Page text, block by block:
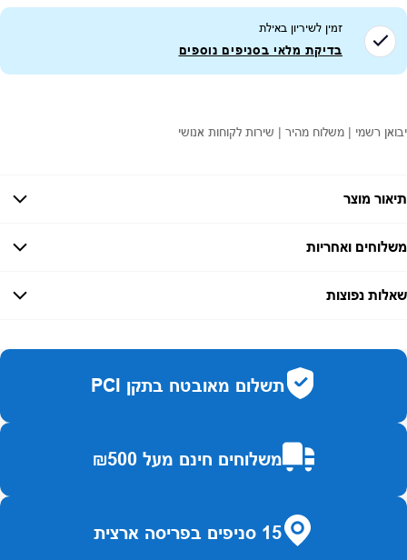
זמין לשיריון באילת
בדיקת מלאי בסניפים נוספים
יבואן רשמי | משלוח מהיר | שירות לקוחות אנושי
תיאור מוצר
משלוחים ואחריות
זמן אספקה: עד 7 ימי עסקים
שאלות נפוצות
האם ניתן לחלק תשלומים?
האם ניתן להחזיר מוצר?כן, בהתאם לחוק הגנת הצרכן ובאריזה המקורית
תשלום מאובטח בתקן PCI
משלוחים חינם מעל ₪500
15 סניפים בפריסה ארצית